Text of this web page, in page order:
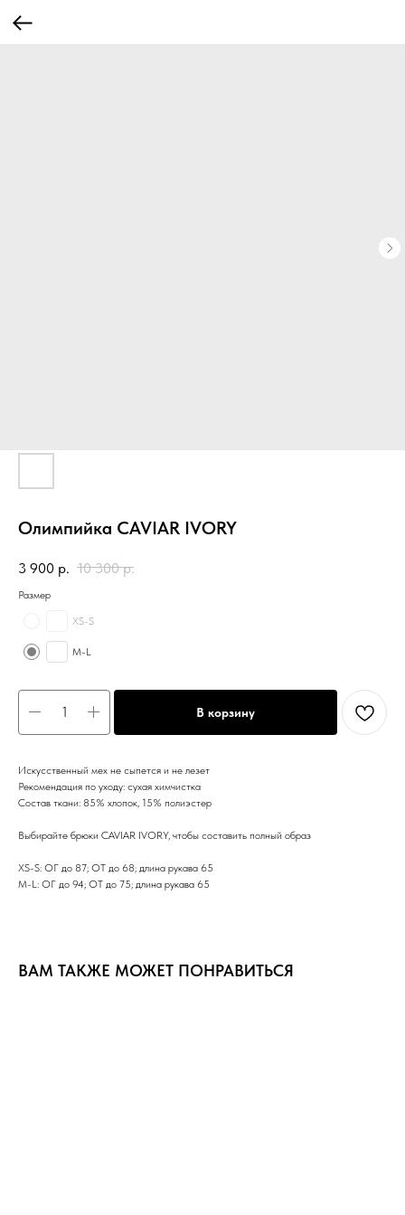
Олимпийка CAVIAR IVORY
3 900 р. 10 300 р.
Размер
XS-S
M-L
В корзину
Искусственный мех не сыпется и не лезет
Рекомендация по уходу: сухая химчистка
Состав ткани: 85% хлопок, 15% полиэстер
Выбирайте брюки CAVIAR IVORY, чтобы составить полный образ
XS-S: ОГ до 87; ОТ до 68; длина рукава 65
M-L: ОГ до 94; ОТ до 75; длина рукава 65
ВАМ ТАКЖЕ МОЖЕТ ПОНРАВИТЬСЯ